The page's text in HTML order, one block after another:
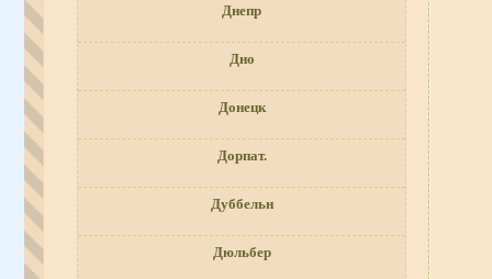
Днепр
Дно
Донецк
Дорпат.
Дуббельн
Дюльбер